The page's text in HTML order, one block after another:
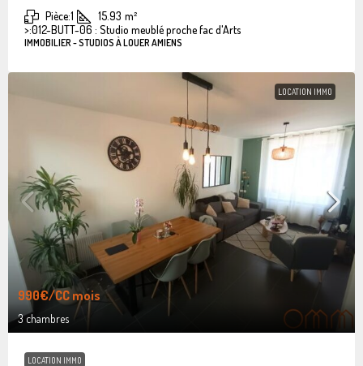
Pièce:1 15.93 m²
>:012-BUTT-06 : Studio meublé proche fac d'Arts
IMMOBILIER - STUDIOS À LOUER AMIENS
LOCATION IMMO
990€/CC mois
3 chambres
LOCATION IMMO